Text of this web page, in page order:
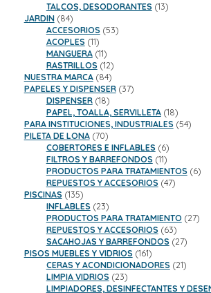
TALCOS, DESODORANTES 1313
JARDIN 8484
productos
ACCESORIOS 5353
ACOPLES 1111
productos
MANGUERA 1111
productos
RASTRILLOS 1212
productos
NUESTRA MARCA 8484
productos
PAPELES Y DISPENSER 3737
DISPENSER 1818
productos
PAPEL, TOALLA, SERVILLETA 1818
productos
PARA INSTITUCIONES, INDUSTRIALES 5454
PILETA DE LONA 7070
productos
COBERTORES E INFLABLES 66
productos
FILTROS Y BARREFONDOS 1111
productos
PRODUCTOS PARA TRATAMIENTOS 66
REPUESTOS Y ACCESORIOS 4747
PISCINAS 135135
productos
INFLABLES 2323
productos
PRODUCTOS PARA TRATAMIENTO 2727
REPUESTOS Y ACCESORIOS 6363
productos
SACAHOJAS Y BARREFONDOS 2727
PISOS MUEBLES Y VIDRIOS 161161
productos
CERAS Y ACONDICIONADORES 2121
LIMPIA VIDRIOS 2323
productos
LIMPIADORES, DESINFECTANTES Y